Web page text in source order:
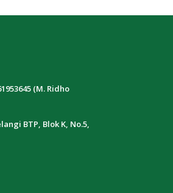
(M. Ridho
BTP, Blok K, No.5,